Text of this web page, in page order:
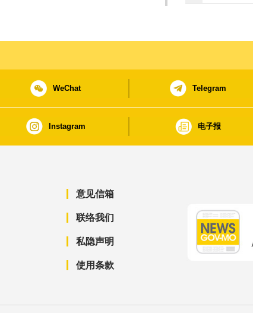
WeChat Telegram
Instagram 电子报
意见信箱
联络我们
私隐声明
使用条款